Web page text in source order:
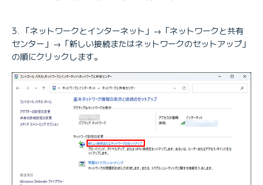
「ネットワークとインターネット」→「ネットワークと共有
センター」→「新しい接続またはネットワークのセットアップ」
の順にクリックします。